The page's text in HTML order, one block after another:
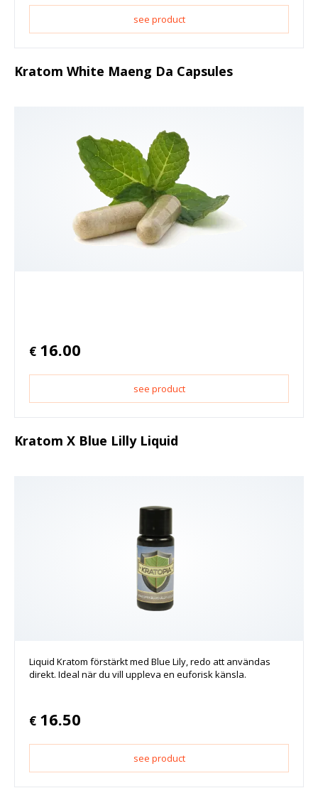
see product
Kratom White Maeng Da Capsules
€ 16.00
see product
Kratom X Blue Lilly Liquid
Liquid Kratom förstärkt med Blue Lily, redo att användas
direkt. Ideal när du vill uppleva en euforisk känsla.
€ 16.50
see product